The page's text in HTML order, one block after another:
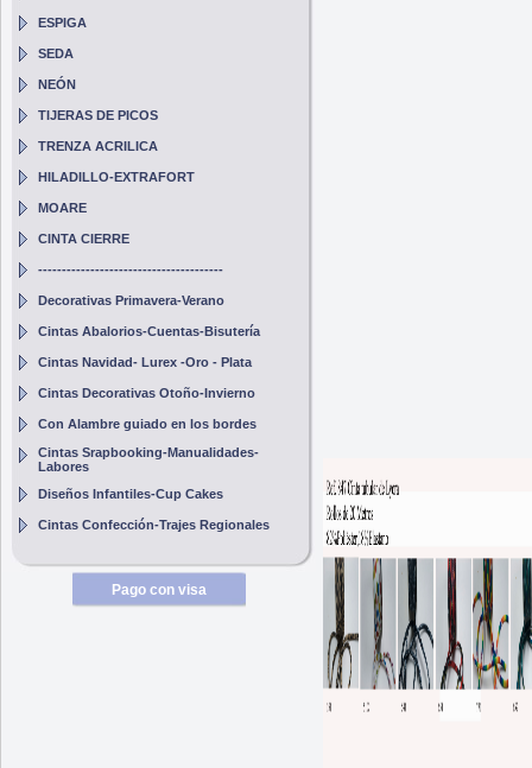
ESPIGA
SEDA
NEÓN
TIJERAS DE PICOS
TRENZA ACRILICA
HILADILLO-EXTRAFORT
MOARE
CINTA CIERRE
---------------------------------------
Decorativas Primavera-Verano
Cintas Abalorios-Cuentas-Bisutería
Cintas Navidad- Lurex -Oro - Plata
Cintas Decorativas Otoño-Invierno
Con Alambre guiado en los bordes
Cintas Srapbooking-Manualidades-
Labores
Diseños Infantiles-Cup Cakes
Cintas Confección-Trajes Regionales
Pago con visa